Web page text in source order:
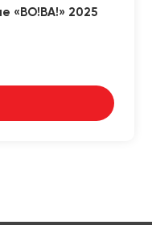
«ВО!ВА!» 2025